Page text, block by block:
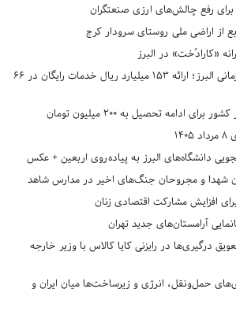
رفع چالش‌های ارزی صنعتگران
«کارادُخت» در البرز
رکوردزنی در عدالت درمانی البرز؛ ارائه ۱۵۳ میلیارد ریال خدمات رایگان در ۶۶
ادامه تحصیل به ۲۰۰ میلیون تومان
دانشگاه‌های البرز به پیاده‌روی اربعین + عکس
شهدا و مجروحان جنگ‌های اخیر در مدارس شاهد
افزایش مشارکت اقتصادی زنان
آرامستان‌های جدید تهران
درگیری‌ها در رایزنی کایا کالاس با وزیر خارجه
حمل‌ونقل، انرژی و زیرساخت‌ها میان ایران و